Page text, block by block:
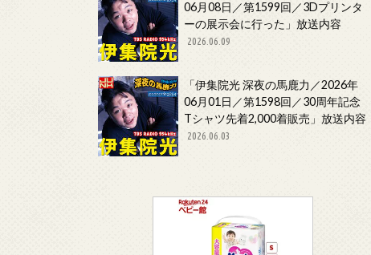
06月08日／第1599回／3Dプリンタ
ーの展示会に行った」放送内容
2026.06.09
「伊集院光 深夜の馬鹿力／2026年
06月01日／第1598回／30周年記念
Tシャツ先着2,000着販売」放送内容
2026.06.03